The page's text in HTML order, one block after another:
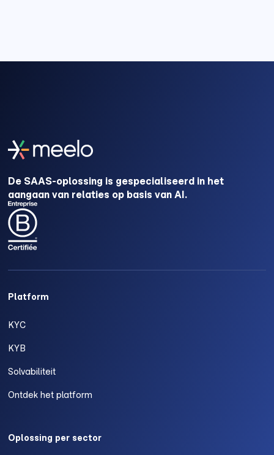
De SAAS-oplossing is gespecialiseerd in het
aangaan van relaties op basis van AI.
Platform
KYC
KYB
Solvabiliteit
Ontdek het platform
Oplossing per sector